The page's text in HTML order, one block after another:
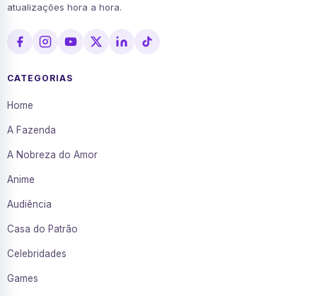
atualizações hora a hora.
CATEGORIAS
Home
A Fazenda
A Nobreza do Amor
Anime
Audiência
Casa do Patrão
Celebridades
Games